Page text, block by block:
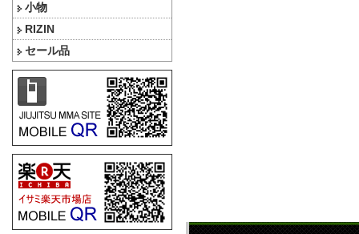
小物
RIZIN
セール品